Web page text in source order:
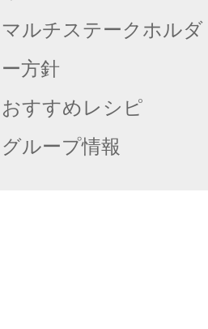
マルチステークホルダ
ー方針
おすすめレシピ
グループ情報